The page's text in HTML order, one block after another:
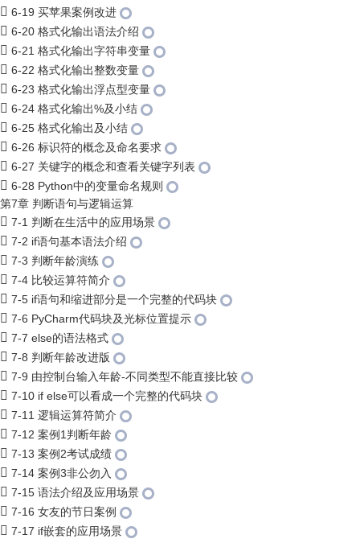
6-19 买苹果案例改进
6-20 格式化输出语法介绍
6-21 格式化输出字符串变量
6-22 格式化输出整数变量
6-23 格式化输出浮点型变量
6-24 格式化输出%及小结
6-25 格式化输出及小结
6-26 标识符的概念及命名要求
6-27 关键字的概念和查看关键字列表
6-28 Python中的变量命名规则
第7章 判断语句与逻辑运算
7-1 判断在生活中的应用场景
7-2 if语句基本语法介绍
7-3 判断年龄演练
7-4 比较运算符简介
7-5 if语句和缩进部分是一个完整的代码块
7-6 PyCharm代码块及光标位置提示
7-7 else的语法格式
7-8 判断年龄改进版
7-9 由控制台输入年龄-不同类型不能直接比较
7-10 if else可以看成一个完整的代码块
7-11 逻辑运算符简介
7-12 案例1判断年龄
7-13 案例2考试成绩
7-14 案例3非公勿入
7-15 语法介绍及应用场景
7-16 女友的节日案例
7-17 if嵌套的应用场景